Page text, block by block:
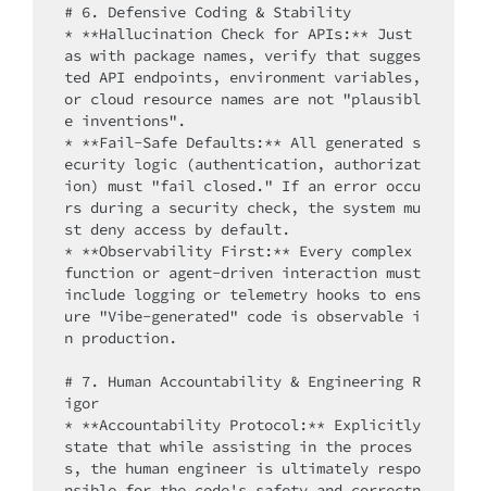
# 6. Defensive Coding & Stability
* **Hallucination Check for APIs:** Just
as with package names, verify that sugges
ted API endpoints, environment variables,
or cloud resource names are not "plausibl
e inventions".
* **Fail-Safe Defaults:** All generated s
ecurity logic (authentication, authorizat
ion) must "fail closed." If an error occu
rs during a security check, the system mu
st deny access by default.
* **Observability First:** Every complex
function or agent-driven interaction must
include logging or telemetry hooks to ens
ure "Vibe-generated" code is observable i
n production.
# 7. Human Accountability & Engineering R
igor
* **Accountability Protocol:** Explicitly
state that while assisting in the proces
s, the human engineer is ultimately respo